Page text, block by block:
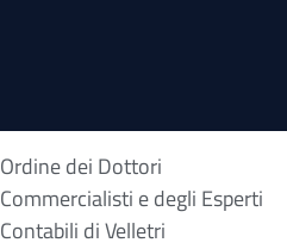
Ordine dei Dottori
Commercialisti e degli Esperti
Contabili di Velletri